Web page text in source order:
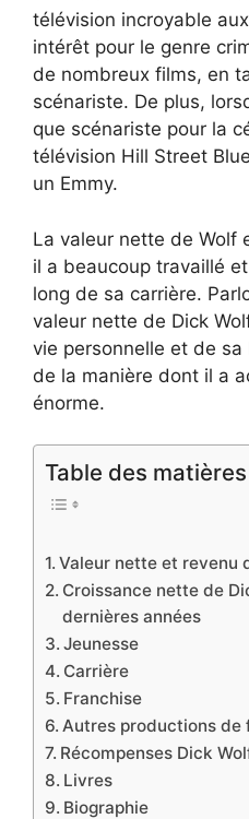
télévision incroyable
intérêt pour le genre
de nombreux films, en
scénariste. De plus,
que scénariste pour la
télévision Hill Street
un Emmy.
La valeur nette de Wolf
il a beaucoup travaillé
long de sa carrière.
valeur nette de Dick
vie personnelle et de
de la manière dont il a
énorme.
Table des matières
Valeur nette et revenu
Croissance nette de
dernières années
Jeunesse
Carrière
Franchise
Autres productions de
Récompenses Dick
Livres
Biographie